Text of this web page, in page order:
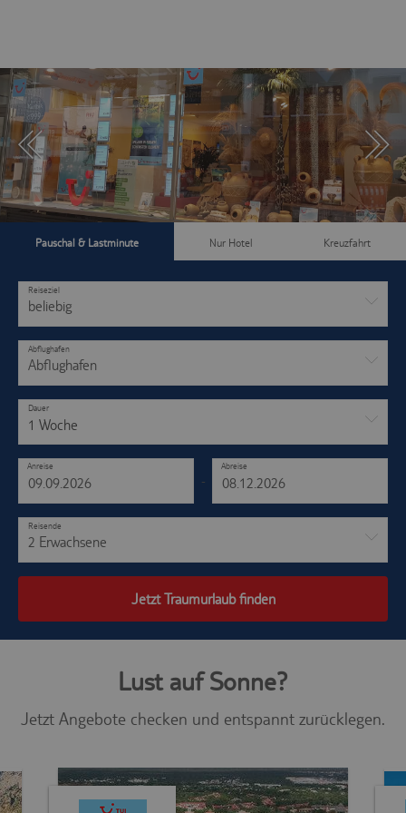
Pauschal & Lastminute Nur Hotel Kreuzfahrt
Reiseziel
beliebig
Abflughafen
Abflughafen
Dauer
1 Woche
Anreise
-
Abreise
Reisende
2 Erwachsene
Jetzt Traumurlaub finden
Lust auf Sonne?
Jetzt Angebote checken und entspannt zurücklegen.